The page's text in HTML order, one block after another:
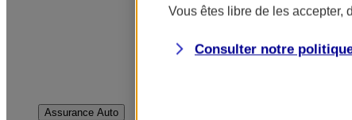
Assurance Auto
Vous êtes libre de les accepter,
Consulter notre